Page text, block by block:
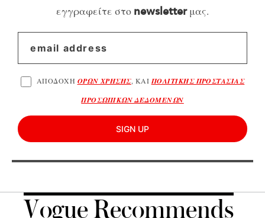
εγγραφείτε στο newsletterμας.
ΑΠΟΔΟΧΗ ΟΡΩΝ ΧΡΗΣΗΣ, ΚΑΙ ΠΟΛΙΤΙΚΗΣ ΠΡΟΣΤΑΣΙΑΣ
ΠΡΟΣΩΠΙΚΩΝ ΔΕΔΟΜΕΝΩΝ
SIGN UP
Vogue Recommends